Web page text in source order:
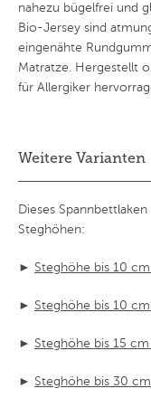
nahezu bügelfrei und
Bio-Jersey sind
eingenähte
Matratze. Hergestellt
für Allergiker
Weitere Varianten
Dieses
Steghöhen:
► Steghöhe bis 10
► Steghöhe bis 10
► Steghöhe bis 15
► Steghöhe bis 30 cm